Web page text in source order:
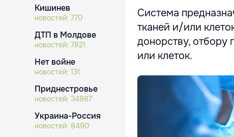
Кишинев
новостей: 770
ДТП в Молдове
новостей: 7821
Нет войне
новостей: 131
Приднестровье
новостей: 34987
Украина-Россия
новостей: 8490
Система
тканей и/или
донорству, отбору
или клеток.